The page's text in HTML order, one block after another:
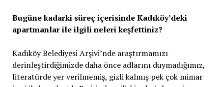
Bugüne kadarki süreç içerisinde Kadıköy’deki
apartmanlar ile ilgili neleri keşfettiniz?
Kadıköy Belediyesi Arşivi’nde araştırmamızı
derinleştirdiğimizde daha önce adlarını duymadığımız,
literatürde yer verilmemiş, gizli kalmış pek çok mimar